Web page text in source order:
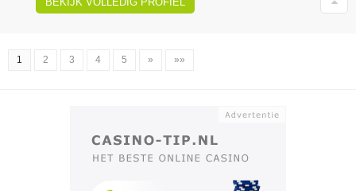
1 2 3 4 5 » »»